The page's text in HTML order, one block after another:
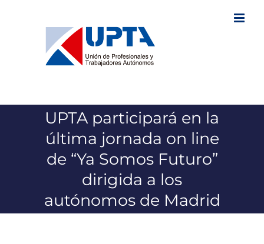
UPTA participará en la
última jornada on line
de “Ya Somos Futuro”
dirigida a los
autónomos de Madrid